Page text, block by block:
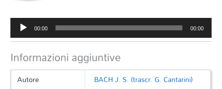
Audio
Player
00:00 00:00
Informazioni aggiuntive
Autore
BACH J. S. (trascr. G. Cantarini)